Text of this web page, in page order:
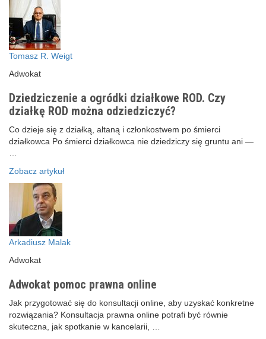
Tomasz R. Weigt
Adwokat
Dziedziczenie a ogródki działkowe ROD. Czy
działkę ROD można odziedziczyć?
Co dzieje się z działką, altaną i członkostwem po śmierci
działkowca Po śmierci działkowca nie dziedziczy się gruntu ani —
…
Zobacz artykuł
Arkadiusz Malak
Adwokat
Adwokat pomoc prawna online
Jak przygotować się do konsultacji online, aby uzyskać konkretne
rozwiązania? Konsultacja prawna online potrafi być równie
skuteczna, jak spotkanie w kancelarii, …